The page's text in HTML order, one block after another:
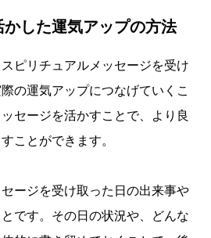
かした運気アップの方法
ピリチュアルメッセージを受け
の運気アップにつなげていくこ
セージを活かすことで、より良
ことができます。
ージを受け取った日の出来事や
です。その日の状況や、どんな